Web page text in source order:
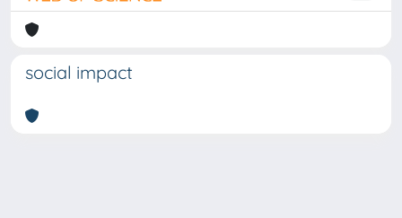
social impact